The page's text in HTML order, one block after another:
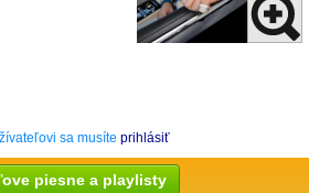
sa musíte prihlásiť
piesne a playlisty